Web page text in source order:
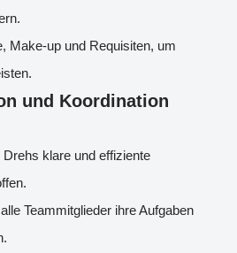
Make-up und Requisiten, um
und Koordination
klare und effiziente
Teammitglieder ihre Aufgaben